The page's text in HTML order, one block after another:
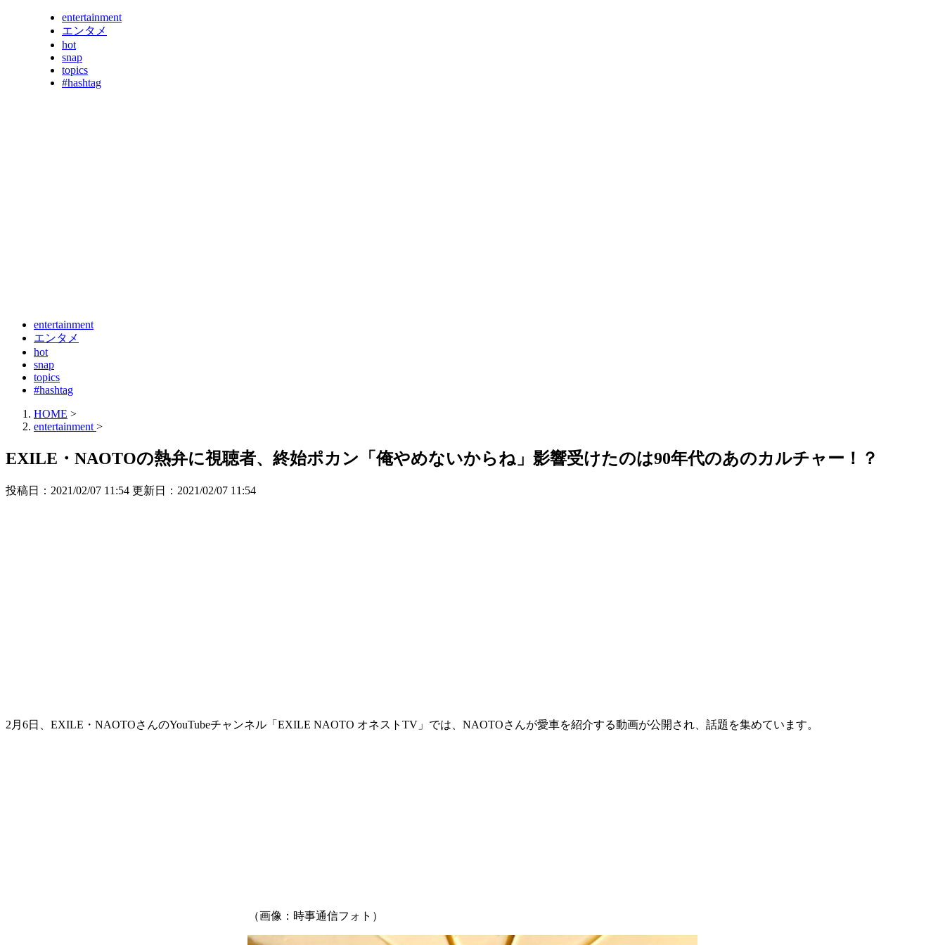
entertainment
エンタメ
hot
snap
topics
#hashtag
entertainment
エンタメ
hot
snap
topics
#hashtag
HOME >
entertainment >
EXILE・NAOTOの熱弁に視聴者、終始ポカン「俺やめないからね」影響受けたのは90年代のあのカルチャー！？
投稿日：2021/02/07 11:54 更新日： 2021/02/07 11:54
2月6日、EXILE・NAOTOさんのYouTubeチャンネル「EXILE NAOTO オネストTV」では、NAOTOさんが愛車を紹介する動画が公開され、話題を集めています。
（画像：時事通信フォト）